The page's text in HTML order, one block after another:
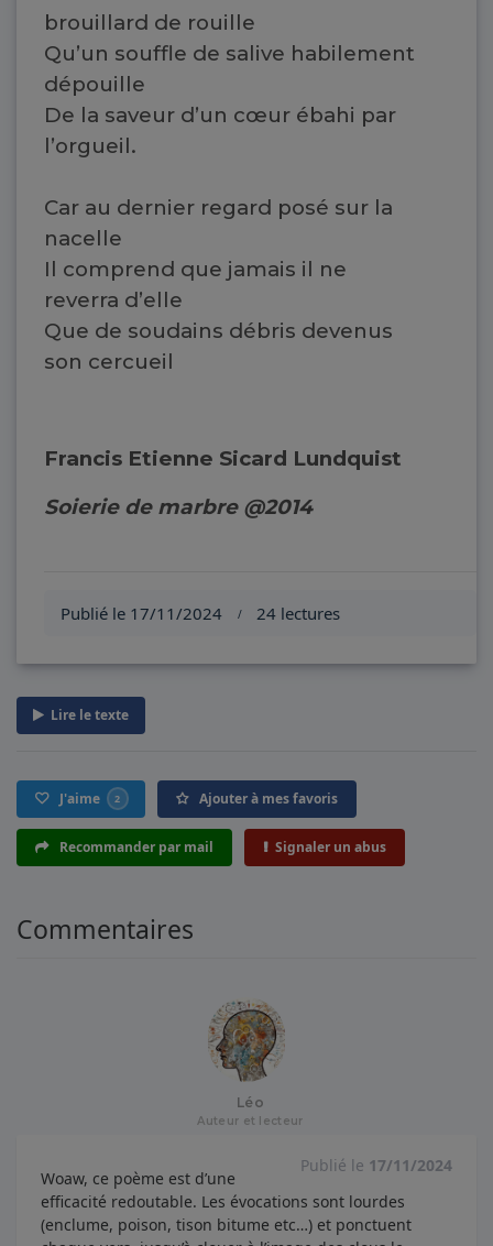
brouillard de rouille
Qu’un souffle de salive habilement
dépouille
De la saveur d’un cœur ébahi par
l’orgueil.
Car au dernier regard posé sur la
nacelle
Il comprend que jamais il ne
reverra d’elle
Que de soudains débris devenus
son cercueil
Francis Etienne Sicard Lundquist
Soierie de marbre @2014
Publié le 17/11/2024 / 24 lectures
Lire le texte
J'aime 2 Ajouter à mes favoris
Recommander par mail Signaler un abus
Commentaires
Léo
Auteur et lecteur
Publié le 17/11/2024
Woaw, ce poème est d’une
efficacité redoutable. Les évocations sont lourdes
(enclume, poison, tison bitume etc…) et ponctuent